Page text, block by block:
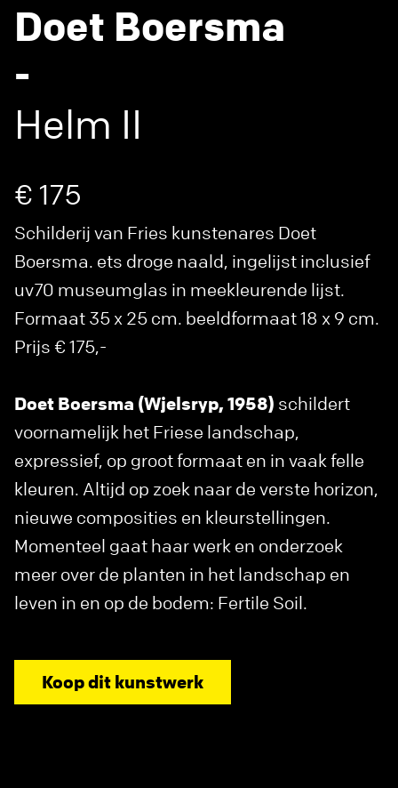
Doet Boersma
-
Helm II
€ 175
Schilderij van Fries kunstenares Doet
Boersma. ets droge naald, ingelijst inclusief
uv70 museumglas in meekleurende lijst.
Formaat 35 x 25 cm. beeldformaat 18 x 9 cm.
Prijs € 175,-
Doet Boersma (Wjelsryp, 1958) schildert
voornamelijk het Friese landschap,
expressief, op groot formaat en in vaak felle
kleuren. Altijd op zoek naar de verste horizon,
nieuwe composities en kleurstellingen.
Momenteel gaat haar werk en onderzoek
meer over de planten in het landschap en
leven in en op de bodem: Fertile Soil.
Koop dit kunstwerk